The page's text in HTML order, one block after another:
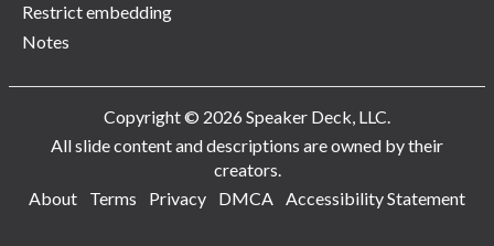
Restrict embedding
Notes
Copyright © 2026 Speaker Deck, LLC.
All slide content and descriptions are owned by their
creators.
About
Terms Privacy DMCA Accessibility Statement